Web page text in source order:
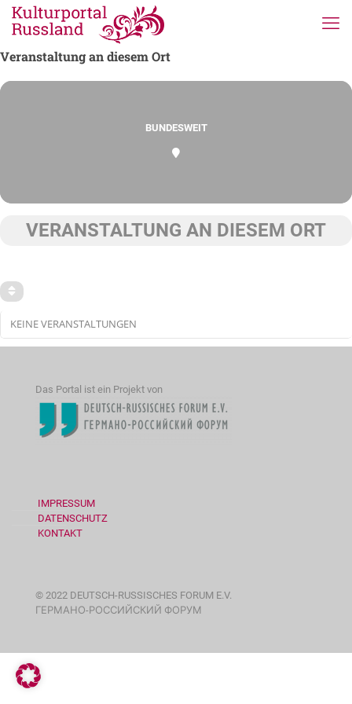
Veranstaltung an diesem Ort
BUNDESWEIT
VERANSTALTUNG AN DIESEM ORT
KEINE VERANSTALTUNGEN
Das Portal ist ein Projekt von
IMPRESSUM
DATENSCHUTZ
KONTAKT
© 2022 DEUTSCH-RUSSISCHES FORUM E.V.
ГЕРМАНО-РОССИЙСКИЙ ФОРУМ